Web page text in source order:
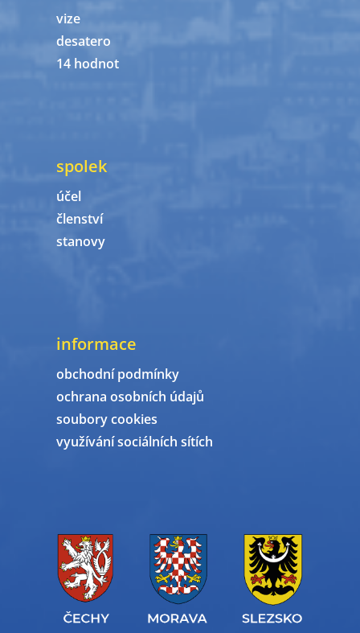
vize
desatero
14 hodnot
spolek
účel
členství
stanovy
informace
obchodní podmínky
ochrana osobních údajů
soubory cookies
využívání sociálních sítích